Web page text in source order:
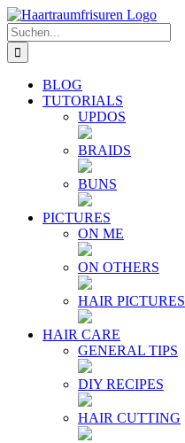
Zum
Inhalt
springen
E-
Mail
YouTube
Instagram
Facebook
Twitter
Suche
nach:
BLOG
TUTORIALS
UPDOS
BRAIDS
BUNS
PICTURES
ON ME
ON OTHERS
HAIR PICTURES
HAIR CARE
GENERAL TIPS
DIY RECIPES
HAIR CUTTING